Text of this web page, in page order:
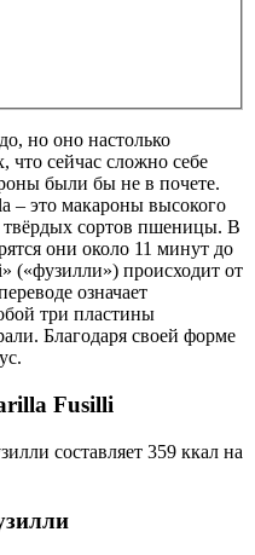
но оно настолько
что сейчас сложно себе
были бы не в почете.
– это макароны высокого
твёрдых сортов пшеницы. В
они около 11 минут до
(«фузилли») происходит от
означает
три пластины
Благодаря своей форме
Fusilli
составляет 359 ккал на